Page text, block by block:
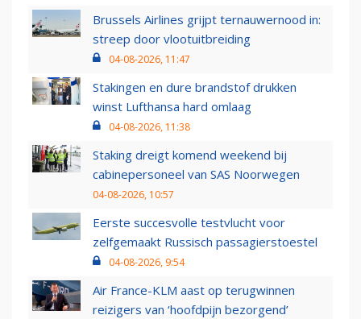
Brussels Airlines grijpt ternauwernood in:
streep door vlootuitbreiding
04-08-2026, 11:47
Stakingen en dure brandstof drukken
winst Lufthansa hard omlaag
04-08-2026, 11:38
Staking dreigt komend weekend bij
cabinepersoneel van SAS Noorwegen
04-08-2026, 10:57
Eerste succesvolle testvlucht voor
zelfgemaakt Russisch passagierstoestel
04-08-2026, 9:54
Air France-KLM aast op terugwinnen
reizigers van ‘hoofdpijn bezorgend’